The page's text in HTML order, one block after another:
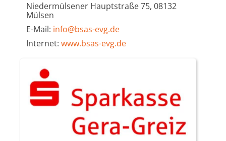
Niedermülsener Hauptstraße 75, 08132
Mülsen
E-Mail: info@bsas-evg.de
Internet:www.bsas-evg.de